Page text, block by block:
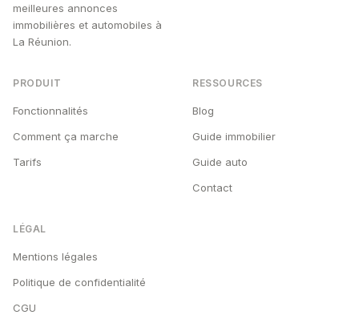
meilleures annonces
immobilières et automobiles à
La Réunion.
PRODUIT
Fonctionnalités
Comment ça marche
Tarifs
RESSOURCES
Blog
Guide immobilier
Guide auto
Contact
LÉGAL
Mentions légales
Politique de confidentialité
CGU